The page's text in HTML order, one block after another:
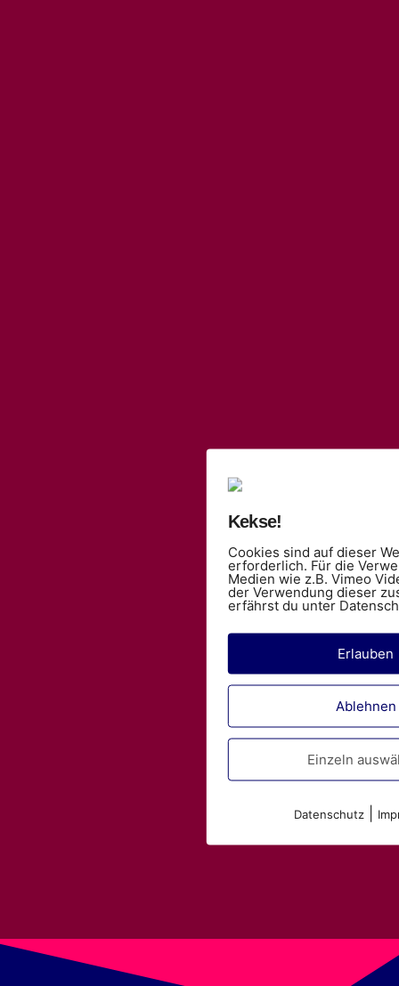
Kekse!
Cookies sind auf dieser
erforderlich. Für die
Medien wie z.B. Vimeo
der Verwendung dieser
erfährst du unter
Erlauben
Ablehnen
Einzeln
Datenschutz|